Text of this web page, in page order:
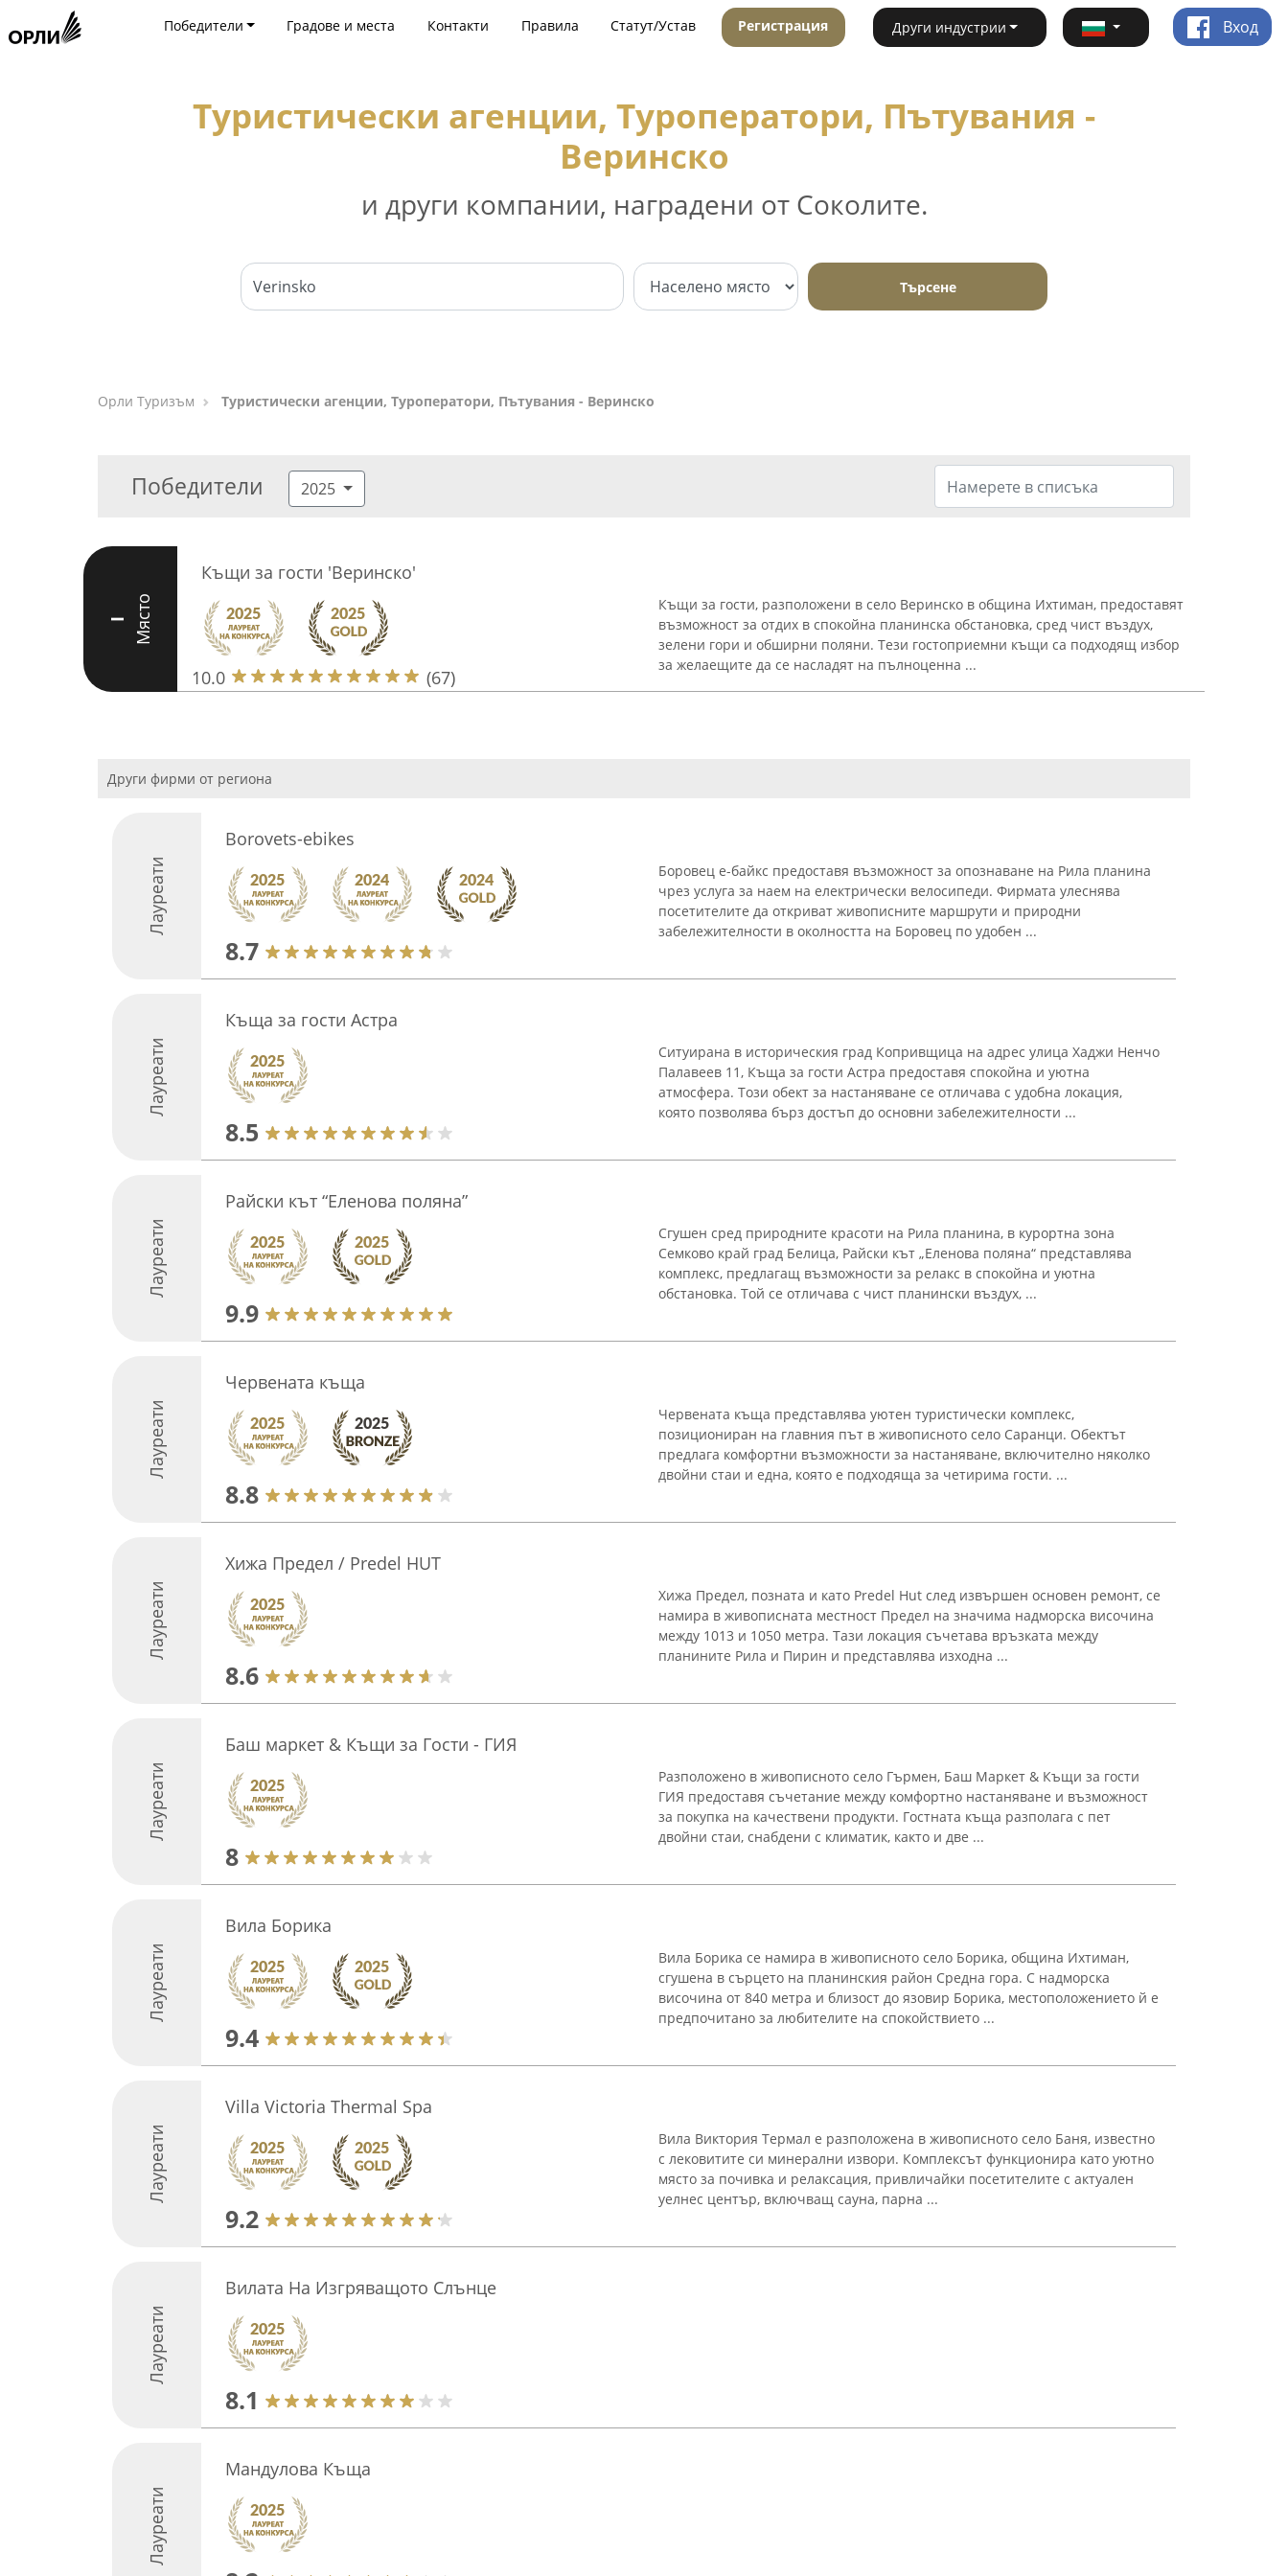
Победители Градове и места Контакти Правила Статут/Устав Регистрация Други индустрии Вход
Туристически агенции, Туроператори, Пътувания -
Веринско
и други компании, наградени от Соколите.
Търсене
Орли Туризъм Туристически агенции, Туроператори, Пътувания - Веринско
Победители 2025
I Място
Къщи за гости 'Веринско'
10.0 (67)
Къщи за гости, разположени в село Веринско в община Ихтиман, предоставят
възможност за отдих в спокойна планинска обстановка, сред чист въздух,
зелени гори и обширни поляни. Тези гостоприемни къщи са подходящ избор
за желаещите да се насладят на пълноценна ...
Други фирми от региона
Лауреати
Borovets-ebikes
8.7
Боровец e-байкс предоставя възможност за опознаване на Рила планина
чрез услуга за наем на електрически велосипеди. Фирмата улеснява
посетителите да откриват живописните маршрути и природни
забележителности в околността на Боровец по удобен ...
Лауреати
Къща за гости Астра
8.5
Ситуирана в историческия град Копривщица на адрес улица Хаджи Ненчо
Палавеев 11, Къща за гости Астра предоставя спокойна и уютна
атмосфера. Този обект за настаняване се отличава с удобна локация,
която позволява бърз достъп до основни забележителности ...
Лауреати
Райски кът “Еленова поляна”
9.9
Сгушен сред природните красоти на Рила планина, в курортна зона
Семково край град Белица, Райски кът „Еленова поляна“ представлява
комплекс, предлагащ възможности за релакс в спокойна и уютна
обстановка. Той се отличава с чист планински въздух, ...
Лауреати
Червената къща
8.8
Червената къща представлява уютен туристически комплекс,
позициониран на главния път в живописното село Саранци. Обектът
предлага комфортни възможности за настаняване, включително няколко
двойни стаи и една, която е подходяща за четирима гости. ...
Лауреати
Хижа Предел / Predel HUT
8.6
Хижа Предел, позната и като Predel Hut след извършен основен ремонт, се
намира в живописната местност Предел на значима надморска височина
между 1013 и 1050 метра. Тази локация съчетава връзката между
планините Рила и Пирин и представлява изходна ...
Лауреати
Баш маркет & Къщи за Гости - ГИЯ
8
Разположенo в живописното село Гърмен, Баш Маркет & Къщи за гости
ГИЯ предоставя съчетание между комфортно настаняване и възможност
за покупка на качествени продукти. Гостната къща разполага с пет
двойни стаи, снабдени с климатик, както и две ...
Лауреати
Вила Борика
9.4
Вила Борика се намира в живописното село Борика, община Ихтиман,
сгушена в сърцето на планинския район Средна гора. С надморска
височина от 840 метра и близост до язовир Борика, местоположението й е
предпочитано за любителите на спокойствието ...
Лауреати
Villa Victoria Thermal Spa
9.2
Вила Виктория Термал е разположена в живописното село Баня, известно
с лековитите си минерални извори. Комплексът функционира като уютно
място за почивка и релаксация, привличайки посетителите с актуален
уелнес център, включващ сауна, парна ...
Лауреати
Вилата На Изгряващото Слънце
8.1
Лауреати
Мандулова Къща